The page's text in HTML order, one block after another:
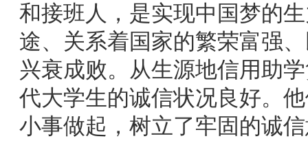
和接班人，是实现中国梦的
途、关系着国家的繁荣富强
兴衰成败。从生源地信用助
代大学生的诚信状况良好。
小事做起，树立了牢固的诚